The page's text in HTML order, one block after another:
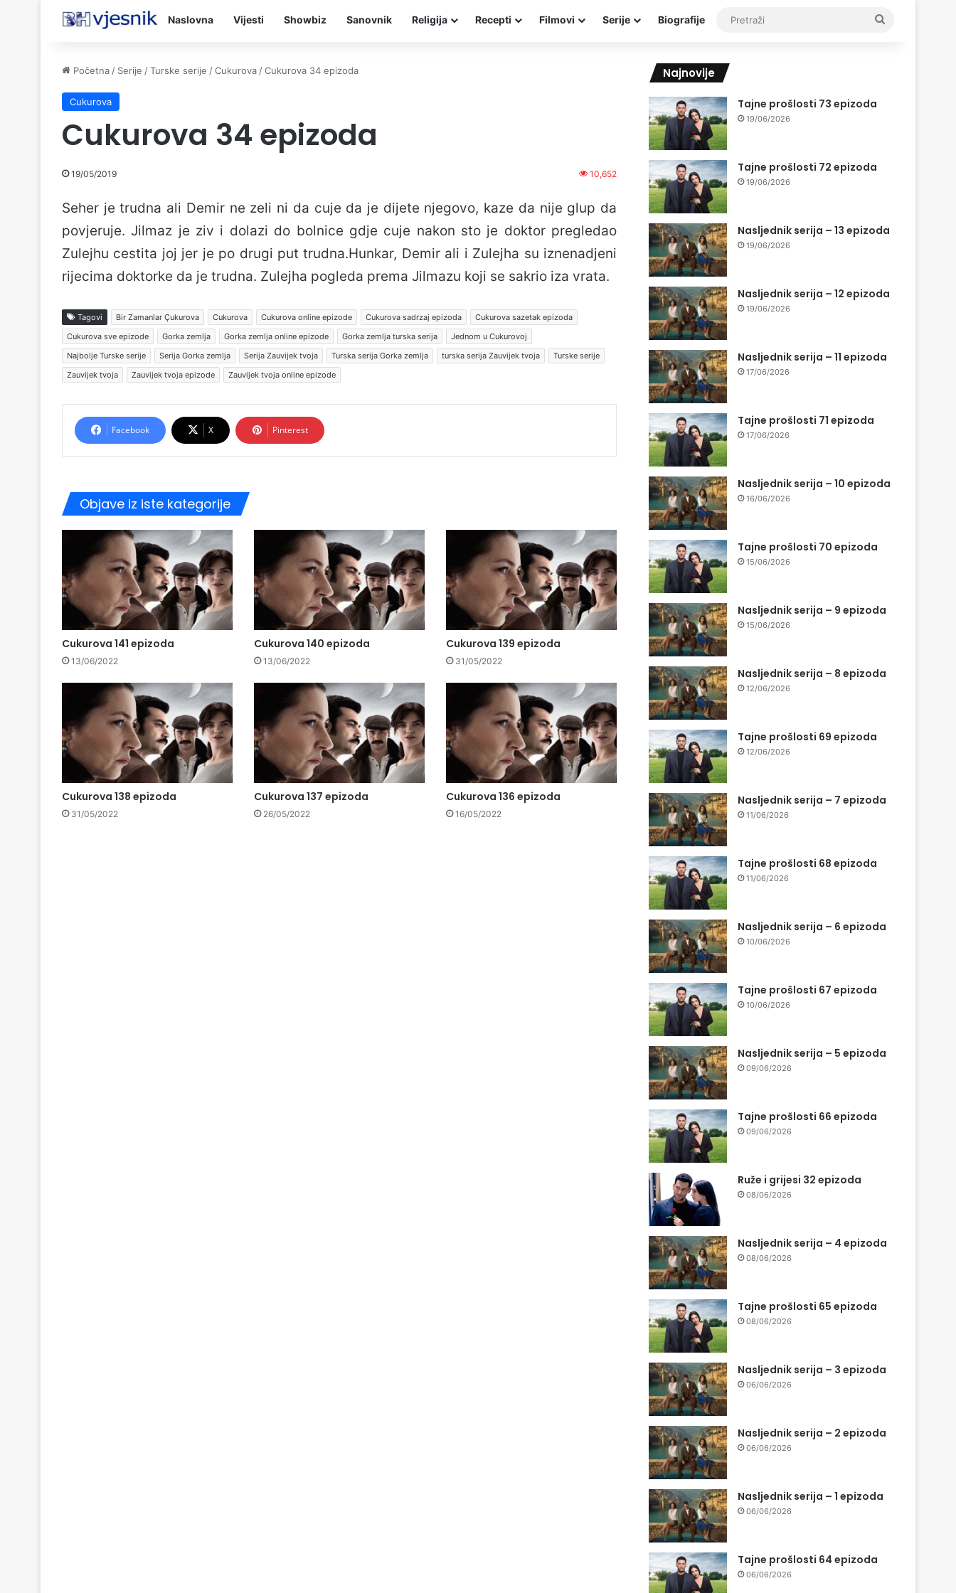
Naslovna Vijesti Showbiz Sanovnik Religija Recepti Filmovi Serije Biografije
Početna / Serije /Turske serije /Cukurova /Cukurova 34 epizoda
Cukurova
Cukurova 34 epizoda
19/05/2019 10,652
Seher je trudna ali Demir ne zeli ni da cuje da je dijete njegovo, kaze da nije glup da
povjeruje. Jilmaz je ziv i dolazi do bolnice gdje cuje nakon sto je doktor pregledao
Zulejhu cestita joj jer je po drugi put trudna.Hunkar, Demir ali i Zulejha su iznenadjeni
rijecima doktorke da je trudna. Zulejha pogleda prema Jilmazu koji se sakrio iza vrata.
Tagovi Bir Zamanlar Çukurova Cukurova Cukurova online epizode Cukurova sadrzaj epizoda
Cukurova sazetak epizoda
Cukurova sve epizode
Gorka zemlja Gorka zemlja online epizode Gorka zemlja turska serija
Jednom u Cukurovoj
Najbolje Turske serije
Serija Gorka zemlja Serija Zauvijek tvoja Turska serija Gorka zemlja turska serija Zauvijek tvoja
Turske serije
Zauvijek tvoja
Zauvijek tvoja epizode Zauvijek tvoja online epizode
Facebook X Pinterest
Objave iz iste kategorije
Cukurova 141 epizoda
13/06/2022
Cukurova 140 epizoda
13/06/2022
Cukurova 139 epizoda
31/05/2022
Cukurova 138 epizoda
31/05/2022
Cukurova 137 epizoda
26/05/2022
Cukurova 136 epizoda
16/05/2022
Najnovije
Tajne prošlosti 73 epizoda
19/06/2026
Tajne prošlosti 72 epizoda
19/06/2026
Nasljednik serija – 13 epizoda
19/06/2026
Nasljednik serija – 12 epizoda
19/06/2026
Nasljednik serija – 11 epizoda
17/06/2026
Tajne prošlosti 71 epizoda
17/06/2026
Nasljednik serija – 10 epizoda
16/06/2026
Tajne prošlosti 70 epizoda
15/06/2026
Nasljednik serija – 9 epizoda
15/06/2026
Nasljednik serija – 8 epizoda
12/06/2026
Tajne prošlosti 69 epizoda
12/06/2026
Nasljednik serija – 7 epizoda
11/06/2026
Tajne prošlosti 68 epizoda
11/06/2026
Nasljednik serija – 6 epizoda
10/06/2026
Tajne prošlosti 67 epizoda
10/06/2026
Nasljednik serija – 5 epizoda
09/06/2026
Tajne prošlosti 66 epizoda
09/06/2026
Ruže i grijesi 32 epizoda
08/06/2026
Nasljednik serija – 4 epizoda
08/06/2026
Tajne prošlosti 65 epizoda
08/06/2026
Nasljednik serija – 3 epizoda
06/06/2026
Nasljednik serija – 2 epizoda
06/06/2026
Nasljednik serija – 1 epizoda
06/06/2026
Tajne prošlosti 64 epizoda
06/06/2026